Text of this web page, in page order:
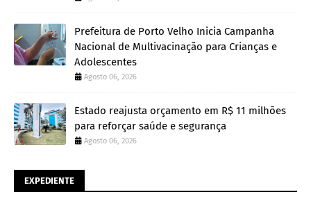
Prefeitura de Porto Velho Inicia Campanha
Nacional de Multivacinação para Crianças e
Adolescentes
Agosto 06, 2026
Estado reajusta orçamento em R$ 11 milhões
para reforçar saúde e segurança
Agosto 06, 2026
EXPEDIENTE